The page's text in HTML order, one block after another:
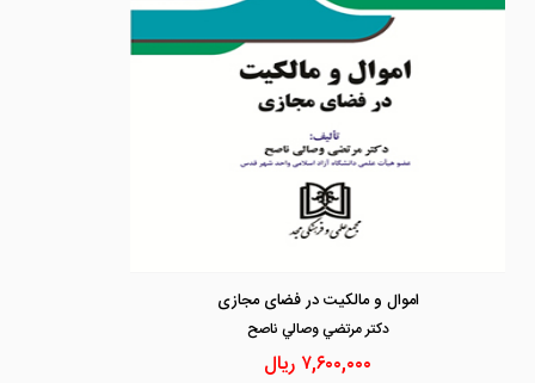
اموال و مالکیت در فضای مجازی
دكتر مرتضي وصالي ناصح
۷,۶۰۰,۰۰۰ ریال